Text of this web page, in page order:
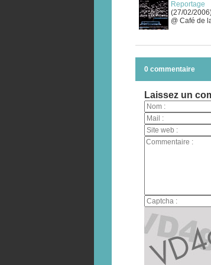
Reportage
(27/02/
@ Café de
0 commentaire
Laissez un